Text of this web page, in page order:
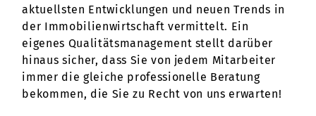
aktuellsten Entwicklungen und neuen Trends in
der Immobilienwirtschaft vermittelt. Ein
eigenes Qualitätsmanagement stellt darüber
hinaus sicher, dass Sie von jedem Mitarbeiter
immer die gleiche professionelle Beratung
bekommen, die Sie zu Recht von uns erwarten!